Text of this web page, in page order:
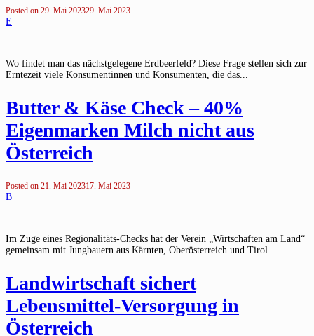
Posted on 29. Mai 202329. Mai 2023
E
Wo findet man das nächstgelegene Erdbeerfeld? Diese Frage stellen sich zur
Erntezeit viele Konsumentinnen und Konsumenten, die das...
Butter & Käse Check – 40%
Eigenmarken Milch nicht aus
Österreich
Posted on 21. Mai 202317. Mai 2023
B
Im Zuge eines Regionalitäts-Checks hat der Verein „Wirtschaften am Land“
gemeinsam mit Jungbauern aus Kärnten, Oberösterreich und Tirol...
Landwirtschaft sichert
Lebensmittel-Versorgung in
Österreich